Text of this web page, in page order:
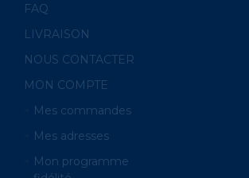
FAQ
LIVRAISON
NOUS CONTACTER
MON COMPTE
Mes commandes
Mes adresses
Mon programme